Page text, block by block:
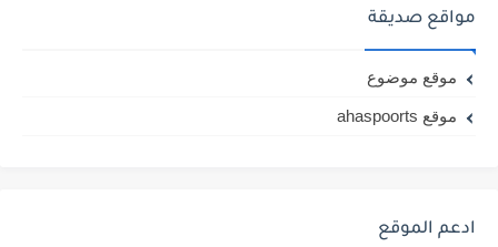
مواقع صديقة
موقع موضوع
موقع ahaspoorts
ادعم الموقع